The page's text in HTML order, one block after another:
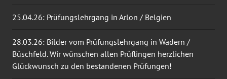
25.04.26: Prüfungslehrgang in Arlon / Belgien
28.03.26: Bilder vom Prüfungslehrgang in Wadern /
Büschfeld. Wir wünschen allen Prüflingen herzlichen
Glückwunsch zu den bestandenen Prüfungen!